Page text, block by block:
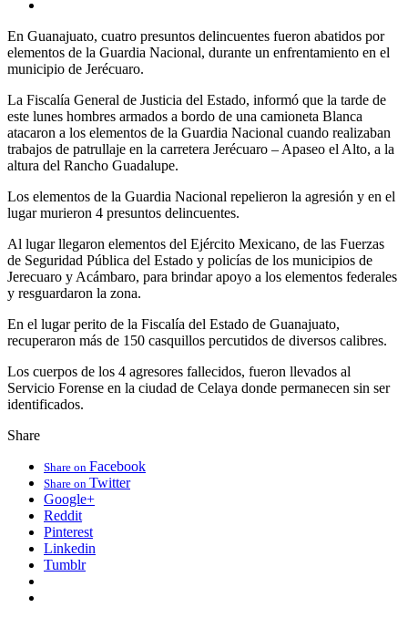
En Guanajuato, cuatro presuntos delincuentes fueron abatidos por
elementos de la Guardia Nacional, durante un enfrentamiento en el
municipio de Jerécuaro.
La Fiscalía General de Justicia del Estado, informó que la tarde de
este lunes hombres armados a bordo de una camioneta Blanca
atacaron a los elementos de la Guardia Nacional cuando realizaban
trabajos de patrullaje en la carretera Jerécuaro – Apaseo el Alto, a la
altura del Rancho Guadalupe.
Los elementos de la Guardia Nacional repelieron la agresión y en el
lugar murieron 4 presuntos delincuentes.
Al lugar llegaron elementos del Ejército Mexicano, de las Fuerzas
de Seguridad Pública del Estado y policías de los municipios de
Jerecuaro y Acámbaro, para brindar apoyo a los elementos federales
y resguardaron la zona.
En el lugar perito de la Fiscalía del Estado de Guanajuato,
recuperaron más de 150 casquillos percutidos de diversos calibres.
Los cuerpos de los 4 agresores fallecidos, fueron llevados al
Servicio Forense en la ciudad de Celaya donde permanecen sin ser
identificados.
Share
Share on Facebook
Share on Twitter
Google+
Reddit
Pinterest
Linkedin
Tumblr